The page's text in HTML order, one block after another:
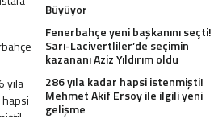
Büyüyor
Fenerbahçe yeni başkanını seçti!
Sarı-Lacivertliler’de seçimin
kazananı Aziz Yıldırım oldu
286 yıla kadar hapsi istenmişti!
Mehmet Akif Ersoy ile ilgili yeni
gelişme